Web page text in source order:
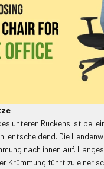
unteren Rückens ist bei
entscheidend. Die
nach innen auf.
Krümmung führt zu einer